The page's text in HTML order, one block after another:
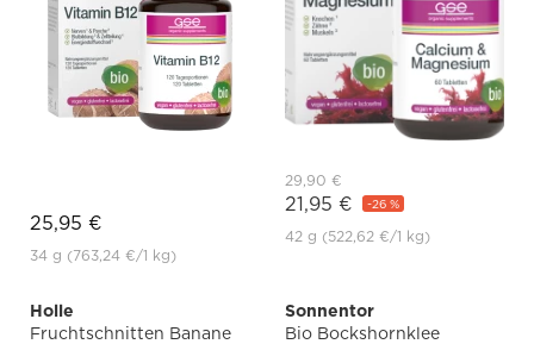
25,95 €
34 g (763,24 €/1 kg)
29,90 €
21,95 € -26 %
42 g (522,62 €/1 kg)
Holle
Fruchtschnitten Banane
Sonnentor
Bio Bockshornklee